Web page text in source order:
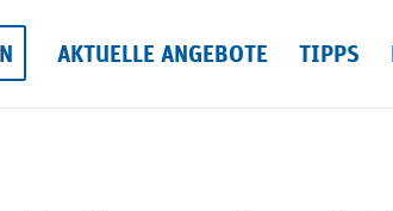
AKTUELLE ANGEBOTE TIPPS